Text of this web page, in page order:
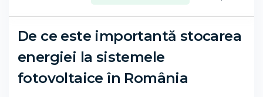
De ce este importantă stocarea
energiei la sistemele
fotovoltaice în România